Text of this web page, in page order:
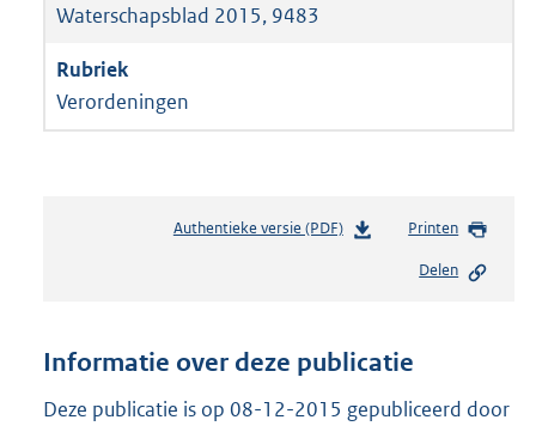
Waterschapsblad 2015, 9483
Verordeningen
Authentieke versie (PDF)b
n
s
Printen
Delen
Informatie over deze publicatie
Deze publicatie is op 08-12-2015 gepubliceerd door